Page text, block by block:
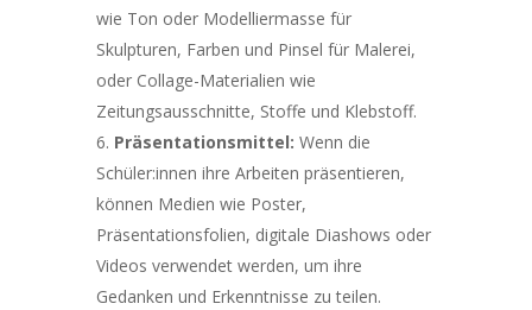
wie Ton oder Modelliermasse für
Skulpturen, Farben und Pinsel für Malerei,
oder Collage-Materialien wie
Zeitungsausschnitte, Stoffe und Klebstoff.
Präsentationsmittel: Wenn die
Schüler:innen ihre Arbeiten präsentieren,
können Medien wie Poster,
Präsentationsfolien, digitale Diashows oder
Videos verwendet werden, um ihre
Gedanken und Erkenntnisse zu teilen.